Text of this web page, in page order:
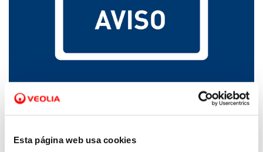
Esta página web usa cookies
03 AGO 2023
El agua de Betanzos es declarada apta para